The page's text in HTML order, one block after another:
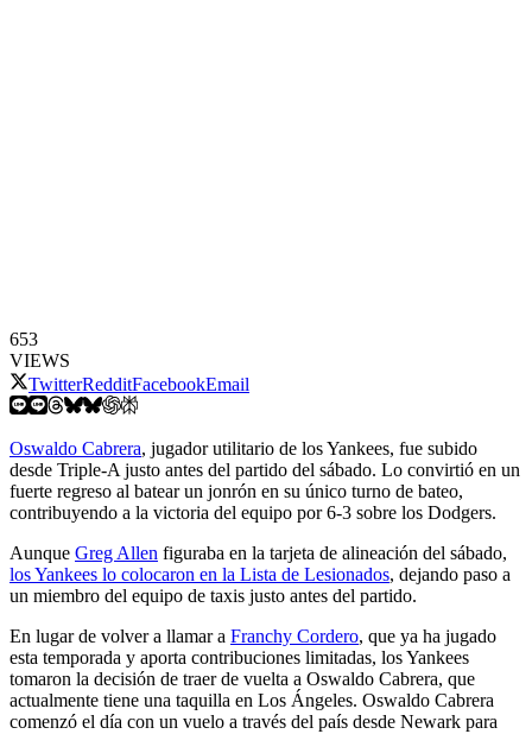
653
VIEWS
TwitterRedditFacebookEmail
Oswaldo Cabrera, jugador utilitario de los Yankees, fue subido
desde Triple-A justo antes del partido del sábado. Lo convirtió en un
fuerte regreso al batear un jonrón en su único turno de bateo,
contribuyendo a la victoria del equipo por 6-3 sobre los Dodgers.
Aunque Greg Allen figuraba en la tarjeta de alineación del sábado,
los Yankees lo colocaron en la Lista de Lesionados, dejando paso a
un miembro del equipo de taxis justo antes del partido.
En lugar de volver a llamar a Franchy Cordero, que ya ha jugado
esta temporada y aporta contribuciones limitadas, los Yankees
tomaron la decisión de traer de vuelta a Oswaldo Cabrera, que
actualmente tiene una taquilla en Los Ángeles. Oswaldo Cabrera
comenzó el día con un vuelo a través del país desde Newark para